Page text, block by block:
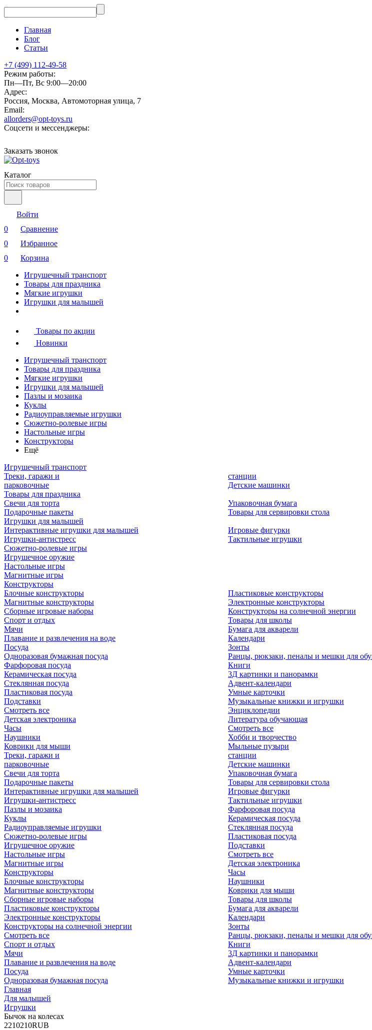
Главная
Блог
Статьи
+7 (499) 112-49-58
Режим работы:
Пн—Пт, Вс 9:00—20:00
Адрес:
Россия, Москва, Автомоторная улица, 7
Email:
allorders@opt-toys.ru
Соцсети и мессенджеры:
Заказать звонок
Каталог
Войти
0
Сравнение
0
Избранное
0
Корзина
Игрушечный транспорт
Товары для праздника
Мягкие игрушки
Игрушки для малышей
Товары по акции
Новинки
Игрушечный транспорт
Товары для праздника
Мягкие игрушки
Игрушки для малышей
Пазлы и мозаика
Куклы
Радиоуправляемые игрушки
Сюжетно-ролевые игры
Настольные игры
Конструкторы
Ещё
Игрушечный транспорт
Треки, гаражи и
парковочные
станции
Детские машинки
Товары для праздника
Свечи для торта
Подарочные пакеты
Упаковочная бумага
Товары для сервировки стола
Игрушки для малышей
Интерактивные игрушки для малышей
Игрушки-антистресс
Игровые фигурки
Тактильные игрушки
Сюжетно-ролевые игры
Игрушечное оружие
Настольные игры
Магнитные игры
Конструкторы
Блочные конструкторы
Магнитные конструкторы
Сборные игровые наборы
Пластиковые конструкторы
Электронные конструкторы
Конструкторы на солнечной энергии
Спорт и отдых
Мячи
Плавание и развлечения на воде
Посуда
Одноразовая бумажная посуда
Фарфоровая посуда
Керамическая посуда
Стеклянная посуда
Пластиковая посуда
Подставки
Смотреть все
Детская электроника
Часы
Наушники
Коврики для мыши
Товары для школы
Бумага для акварели
Календари
Зонты
Ранцы, рюкзаки, пеналы и мешки для
Книги
3Д картинки и панорамки
Адвент-календари
Умные карточки
Музыкальные книжки и игрушки
Энциклопедии
Литература обучающая
Смотреть все
Хобби и творчество
Мыльные пузыри
Треки, гаражи и
парковочные
станции
Детские машинки
Свечи для торта
Подарочные пакеты
Упаковочная бумага
Товары для сервировки стола
Интерактивные игрушки для малышей
Игрушки-антистресс
Игровые фигурки
Тактильные игрушки
Пазлы и мозаика
Куклы
Радиоуправляемые игрушки
Сюжетно-ролевые игры
Игрушечное оружие
Настольные игры
Магнитные игры
Конструкторы
Блочные конструкторы
Магнитные конструкторы
Сборные игровые наборы
Пластиковые конструкторы
Электронные конструкторы
Конструкторы на солнечной энергии
Смотреть все
Спорт и отдых
Мячи
Плавание и развлечения на воде
Посуда
Одноразовая бумажная посуда
Фарфоровая посуда
Керамическая посуда
Стеклянная посуда
Пластиковая посуда
Подставки
Смотреть все
Детская электроника
Часы
Наушники
Коврики для мыши
Товары для школы
Бумага для акварели
Календари
Зонты
Ранцы, рюкзаки, пеналы и мешки для
Книги
3Д картинки и панорамки
Адвент-календари
Умные карточки
Музыкальные книжки и игрушки
Главная
Для малышей
Игрушки
Бычок на колесах
2210210RUB